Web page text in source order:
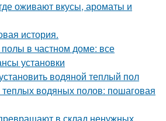
оживают вкусы, ароматы и
история.
в частном доме: все
установки
водяной теплый пол
водяных полов: пошаговая
в склад ненужных